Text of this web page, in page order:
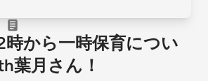
時から一時保育につい
葉月さん！